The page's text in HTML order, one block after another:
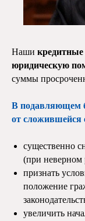
Наши
юридическую
суммы
В подавляющем
от сложившейся
существенно
(при неверном
признать
положение
увеличить